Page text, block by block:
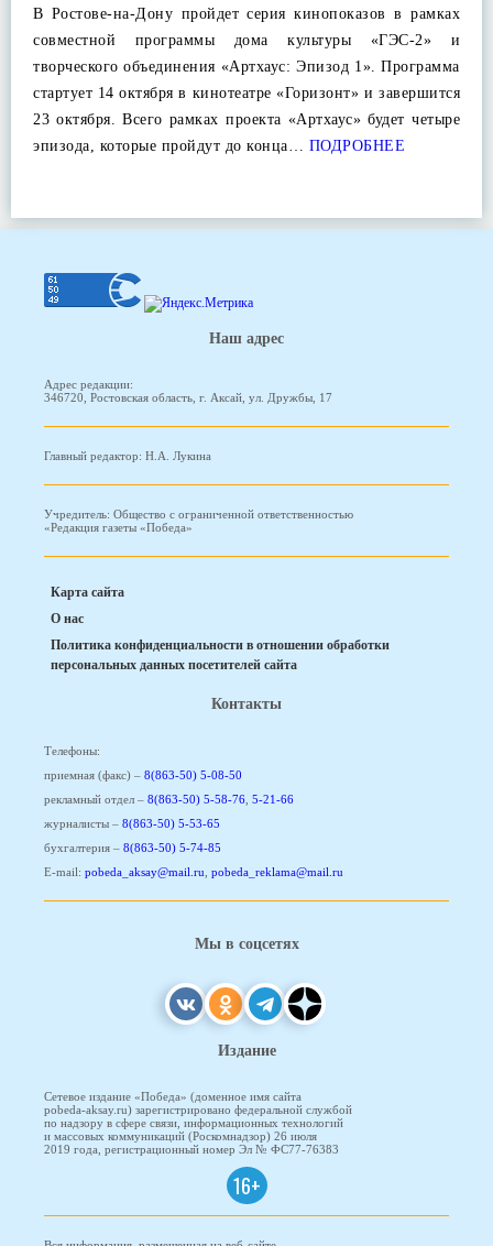
В Ростове-на-Дону пройдет серия кинопоказов в рамках
совместной программы дома культуры «ГЭС-2» и
творческого объединения «Артхаус: Эпизод 1». Программа
стартует 14 октября в кинотеатре «Горизонт» и завершится
23 октября. Всего рамках проекта «Артхаус» будет четыре
эпизода, которые пройдут до конца… ПОДРОБНЕЕ
Наш адрес
Адрес редакции:
346720, Ростовская область, г. Аксай, ул. Дружбы, 17
Главный редактор: Н.А. Лукина
Учредитель: Общество с ограниченной ответственностью
«Редакция газеты «Победа»
Карта сайта
О нас
Политика конфиденциальности в отношении обработки
персональных данных посетителей сайта
Контакты
Телефоны:
приемная (факс) – 8(863-50) 5-08-50
рекламный отдел – 8(863-50) 5-58-76 5-21-66
журналисты – 8(863-50) 5-53-65
бухгалтерия – 8(863-50) 5-74-85
E-mail: pobeda_aksay@mail.ru pobeda_reklama@mail.ru
Мы в соцсетях
Издание
Сетевое издание «Победа» (доменное имя сайта
pobeda-aksay.ru) зарегистрировано федеральной службой
по надзору в сфере связи, информационных технологий
и массовых коммуникаций (Роскомнадзор) 26 июля
2019 года, регистрационный номер Эл № ФС77-76383
16+